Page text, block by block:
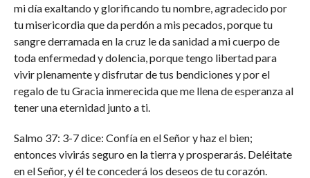
mi día exaltando y glorificando tu nombre, agradecido por
tu misericordia que da perdón a mis pecados, porque tu
sangre derramada en la cruz le da sanidad a mi cuerpo de
toda enfermedad y dolencia, porque tengo libertad para
vivir plenamente y disfrutar de tus bendiciones y por el
regalo de tu Gracia inmerecida que me llena de esperanza al
tener una eternidad junto a ti.
Salmo 37: 3-7 dice: Confía en el Señor y haz el bien;
entonces vivirás seguro en la tierra y prosperarás. Deléitate
en el Señor, y él te concederá los deseos de tu corazón.